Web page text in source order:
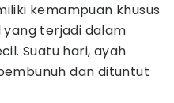
kemampuan khusus
terjadi dalam
Suatu hari, ayah
dan dituntut